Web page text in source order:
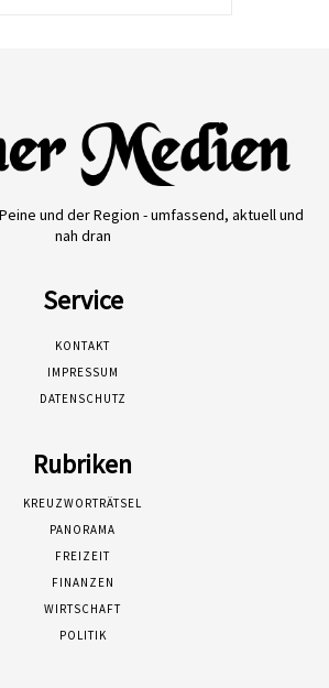
und der Region - umfassend, aktuell und
nah dran
Service
KONTAKT
IMPRESSUM
DATENSCHUTZ
Rubriken
KREUZWORTRÄTSEL
PANORAMA
FREIZEIT
FINANZEN
WIRTSCHAFT
POLITIK